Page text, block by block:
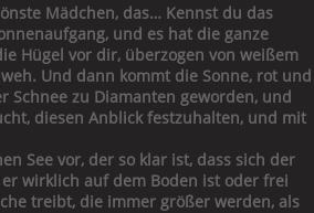
Mädchen, das… Kennst du das
und es hat die ganze
Hügel vor dir, überzogen von weißem
Und dann kommt die Sonne, rot und
zu Diamanten geworden, und
diesen Anblick festzuhalten, und mit
See vor, der so klar ist, dass sich der
wirklich auf dem Boden ist oder frei
treibt, die immer größer werden, als